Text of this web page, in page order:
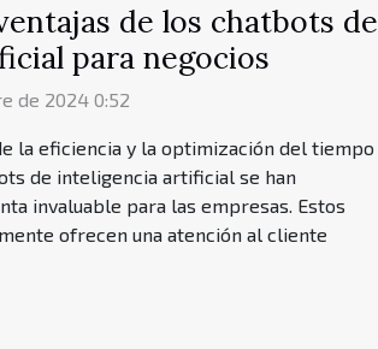
de los chatbots de
para negocios
de 2024 0:52
la eficiencia y la optimización del tiempo
de inteligencia artificial se han
invaluable para las empresas. Estos
ofrecen una atención al cliente